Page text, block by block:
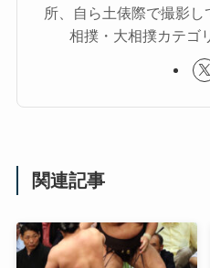
所、自ら土俵際で撮影
相撲・大相撲カテゴ
関連記事